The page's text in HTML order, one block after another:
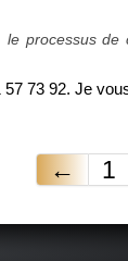
le processus de
73 92. Je
← 1